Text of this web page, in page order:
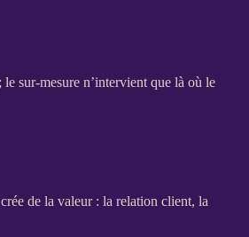
sur-mesure n’intervient que là où le
de la valeur : la relation client, la